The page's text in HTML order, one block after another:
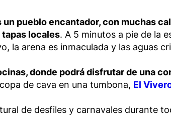
un pueblo encantador, con muchas
locales. A 5 minutos a pie de la
la arena es inmaculada y las aguas
donde podrá disfrutar de una
de cava en una tumbona, El
de desfiles y carnavales durante